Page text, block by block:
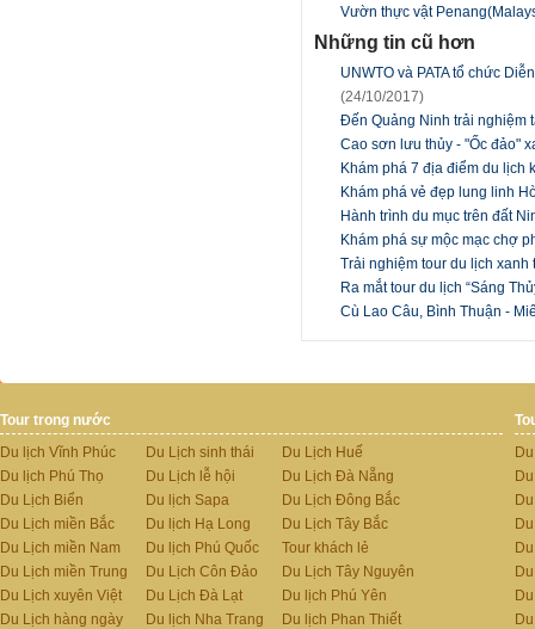
Vườn thực vật
Những tin cũ hơn
UNWTO và PATA tổ chức
(24/10/2017)
Đến Quảng Ninh trải nghiệm
Cao sơn lưu thủy - "Ốc đảo"
Khám phá 7 địa điểm du lịch
Khám phá vẻ đẹp lung linh
Hành trình du mục trên đất
Khám phá sự mộc mạc chợ
Trải nghiệm tour du lịch xanh
Ra mắt tour du lịch “Sáng
Cù Lao Câu, Bình Thuận -
Tour trong nước
Du lịch Vĩnh Phúc
Du lịch Phú Thọ
Du Lịch Biển
Du Lịch miền Bắc
Du Lịch miền Nam
Du Lịch miền Trung
Du Lịch xuyên Việt
Du Lịch hàng ngày
Du Lịch sinh thái
Du Lịch lễ hội
Du lịch Sapa
Du lịch Hạ Long
Du lịch Phú Quốc
Du Lịch Côn Đảo
Du Lịch Đà Lạt
Du lịch Nha Trang
Du Lịch Huế
Du Lịch Đà Nẵng
Du Lịch Đông Bắc
Du Lịch Tây Bắc
Tour khách lẻ
Du Lịch Tây Nguyên
Du lịch Phú Yên
Du lịch Phan Thiết